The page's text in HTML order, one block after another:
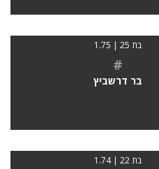
בת 25 | 1.75
#
בר דרשביץ
בת 22 | 1.74